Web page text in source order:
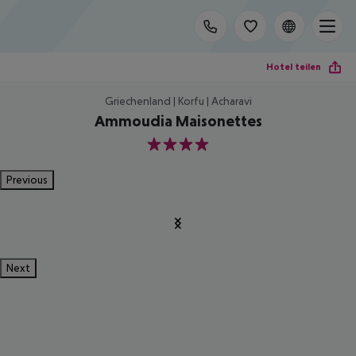
Hotel teilen
Griechenland | Korfu | Acharavi
Ammoudia Maisonettes
4
Previous
Next